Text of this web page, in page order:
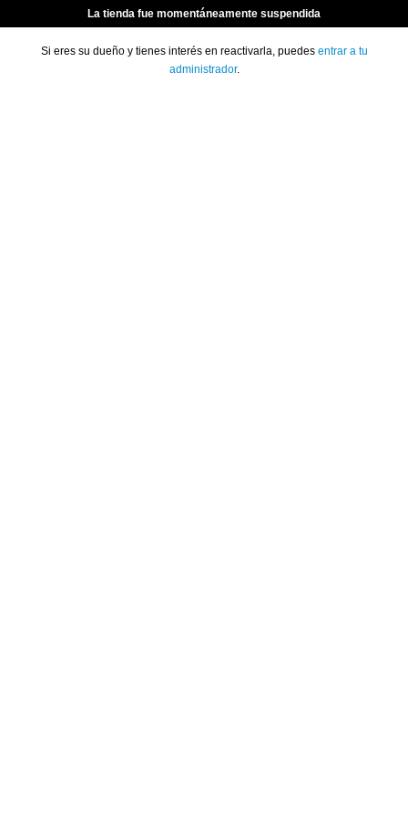
La tienda fue momentáneamente suspendida
Si eres su dueño y tienes interés en reactivarla, puedes entrar a tu
administrador.